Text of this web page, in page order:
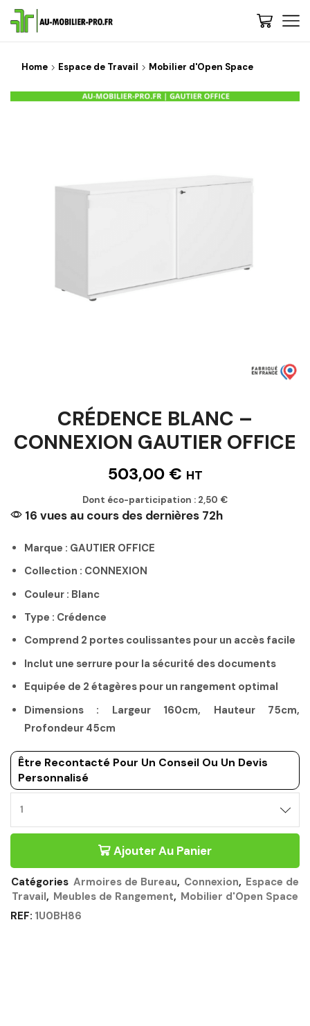
Home Espace de Travail Mobilier d'Open Space
CRÉDENCE BLANC –
CONNEXION GAUTIER OFFICE
503,00 € HT
Dont éco-participation : 2,50 €
16 vues au cours des dernières 72h
Marque : GAUTIER OFFICE
Collection : CONNEXION
Couleur : Blanc
Type : Crédence
Comprend 2 portes coulissantes pour un accès facile
Inclut une serrure pour la sécurité des documents
Equipée de 2 étagères pour un rangement optimal
Dimensions : Largeur 160cm, Hauteur 75cm,
Profondeur 45cm
Être Recontacté Pour Un Conseil Ou Un Devis
Personnalisé
BLANC
CONNEXION
OFFICE
Quantité
Ajouter Au Panier
Catégories Armoires de Bureau, Connexion, Espace de
Travail, Meubles de Rangement, Mobilier d'Open Space
REF: 1U0BH86